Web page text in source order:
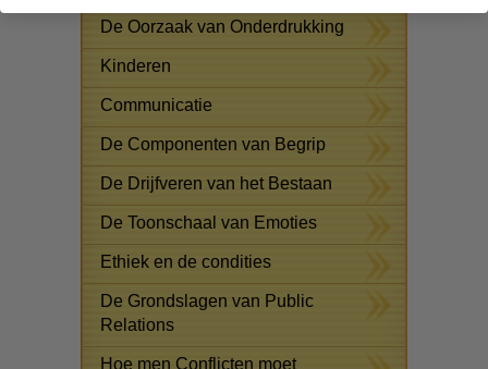
De Oorzaak van Onderdrukking
Kinderen
Communicatie
De Componenten van Begrip
De Drijfveren van het Bestaan
De Toonschaal van Emoties
Ethiek en de condities
De Grondslagen van Public
Relations
Hoe men Conflicten moet